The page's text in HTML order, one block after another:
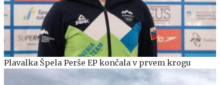
Plavalka Špela Perše EP končala v prvem krogu